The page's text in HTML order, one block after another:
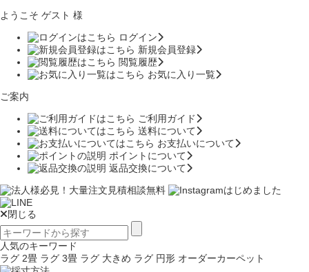
ようこそ ゲスト 様
ログイン
新規会員登録
閲覧履歴
お気に入り一覧
ご案内
ご利用ガイド
送料について
お支払いについて
ポイントについて
返品交換について
閉じる
人気のキーワード
ラグ 2畳 ラグ 3畳 ラグ 大きめ ラグ 円形 オーダーカーペット